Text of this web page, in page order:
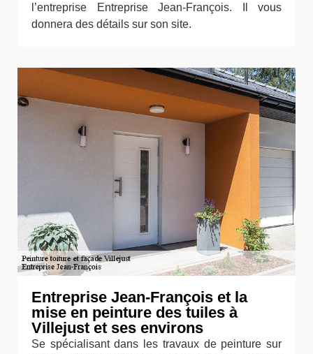
l’entreprise Entreprise Jean-François. Il vous
donnera des détails sur son site.
Entreprise Jean-François et la
mise en peinture des tuiles à
Villejust et ses environs
Se spécialisant dans les travaux de peinture sur